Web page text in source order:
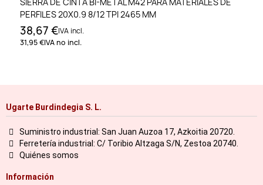
SIERRA DE CINTA BI-METAL M42 PARA MATERIALES DE
PERFILES 20X0.9 8/12 TPI 2465 MM
38,67 €IVA incl.
31,95 €IVA no incl.
Ugarte Burdindegia S. L.
Suministro industrial: San Juan Auzoa 17, Azkoitia 20720.
Ferretería industrial: C/ Toribio Altzaga S/N, Zestoa 20740.
Quiénes somos
Información